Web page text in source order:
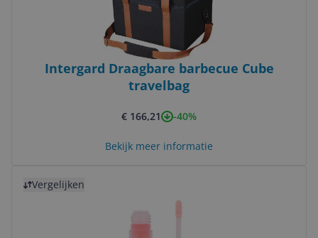
Intergard Draagbare barbecue Cube
travelbag
€ 166,21 -40%
Bekijk meer informatie
Vergelijken